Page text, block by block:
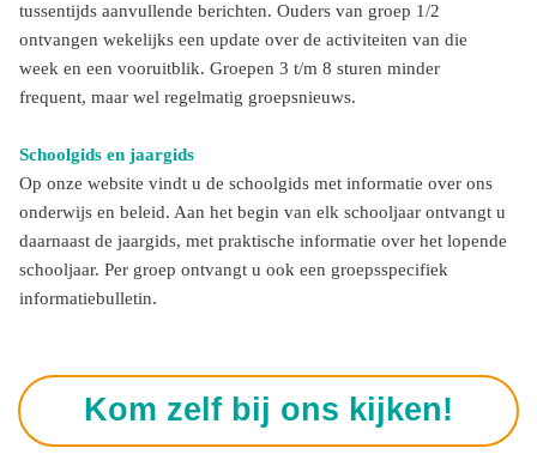
tussentijds aanvullende berichten. Ouders van groep 1/2
ontvangen wekelijks een update over de activiteiten van die
week en een vooruitblik. Groepen 3 t/m 8 sturen minder
frequent, maar wel regelmatig groepsnieuws.
Schoolgids en jaargids
Op onze website vindt u de schoolgids met informatie over ons
onderwijs en beleid. Aan het begin van elk schooljaar ontvangt u
daarnaast de jaargids, met praktische informatie over het lopende
schooljaar. Per groep ontvangt u ook een groepsspecifiek
informatiebulletin.
Kom zelf bij ons kijken!